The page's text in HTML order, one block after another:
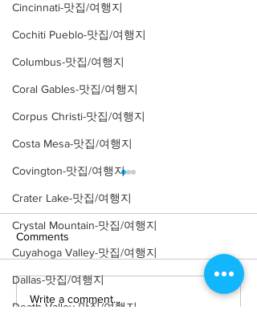
Cincinnati-맛집/여행지
Cochiti Pueblo-맛집/여행지
Columbus-맛집/여행지
Coral Gables-맛집/여행지
Corpus Christi-맛집/여행지
Costa Mesa-맛집/여행지
Covington-맛집/여행지
Crater Lake-맛집/여행지
Crystal Mountain-맛집/여행지
Cuyahoga Valley-맛집/여행지
Dallas-맛집/여행지
Death Valley-맛집/여행지
[여행지/워싱턴/Seattle/랜
Comments
Write a comment...